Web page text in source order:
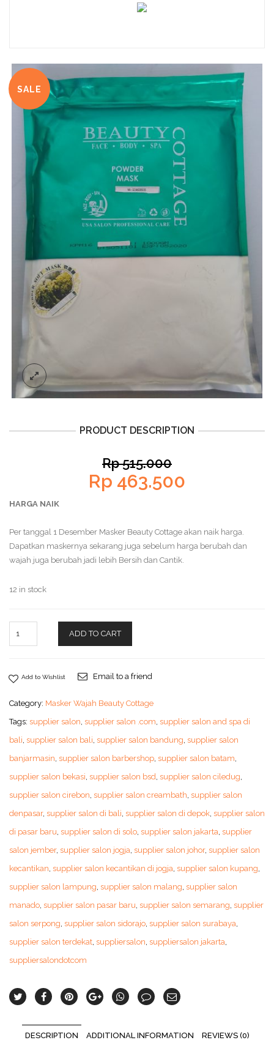
SALE
PRODUCT DESCRIPTION
Rp515.000
Rp 463.500
HARGA NAIK
Per tanggal 1 Desember Masker Beauty Cottage akan naik harga.
Dapatkan maskernya sekarang juga sebelum harga berubah dan
wajah juga berubah jadi lebih Bersih dan Cantik.
12 in stock
ADD TO CART
Add to Wishlist Email to a friend
Category: Masker Wajah Beauty Cottage
Tags: supplier salon supplier salon .com supplier salon and spa di
bali supplier salon bali supplier salon bandung supplier salon
banjarmasin supplier salon barbershop supplier salon batam
supplier salon bekasi supplier salon bsd supplier salon ciledug
supplier salon cirebon supplier salon creambath supplier salon
denpasar, supplier salon di bali supplier salon di depok supplier salon
di pasar baru supplier salon di solo supplier salon jakarta supplier
salon jember, supplier salon jogja supplier salon johor, supplier salon
kecantikan supplier salon kecantikan di jogja supplier salon kupang
supplier salon lampung supplier salon malang supplier salon
manado supplier salon pasar baru supplier salon semarang supplier
salon serpong supplier salon sidorajo supplier salon surabaya
supplier salon terdekat suppliersalon suppliersalon jakarta
suppliersalondotcom
DESCRIPTION ADDITIONAL INFORMATION REVIEWS (0)